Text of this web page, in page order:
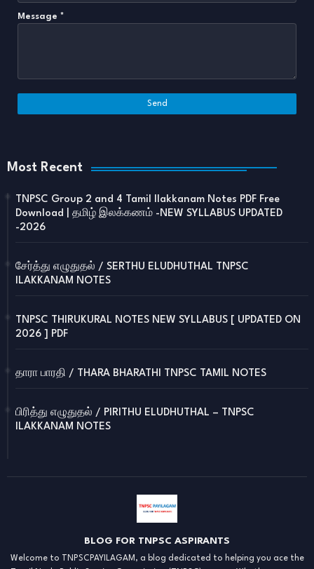
Message *
Most Recent
TNPSC Group 2 and 4 Tamil Ilakkanam Notes PDF Free
Download | தமிழ் இலக்கணம் -NEW SYLLABUS UPDATED
-2026
சேர்த்து எழுதுதல் / SERTHU ELUDHUTHAL TNPSC
ILAKKANAM NOTES
TNPSC THIRUKURAL NOTES NEW SYLLABUS [ UPDATED ON
2026 ] PDF
தாரா பாரதி / THARA BHARATHI TNPSC TAMIL NOTES
பிரித்து எழுதுதல் / PIRITHU ELUDHUTHAL – TNPSC
ILAKKANAM NOTES
BLOG FOR TNPSC ASPIRANTS
Welcome to TNPSCPAYILAGAM, a blog dedicated to helping you ace the